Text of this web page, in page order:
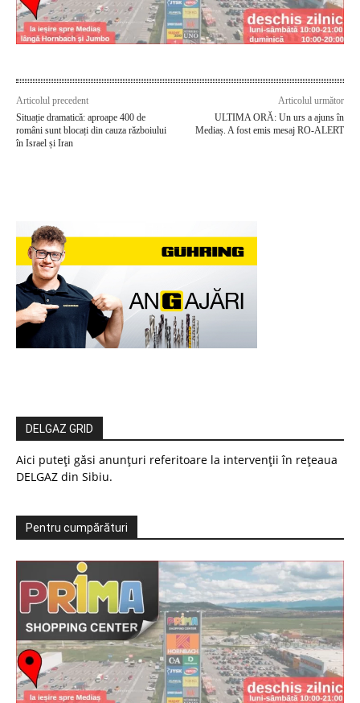
Articolul precedent
Situație dramatică: aproape 400 de
români sunt blocați din cauza războiului
în Israel și Iran
Articolul următor
ULTIMA ORĂ: Un urs a ajuns în
Mediaș. A fost emis mesaj RO-ALERT
DELGAZ GRID
Aici puteți găsi anunțuri referitoare la intervenții în rețeaua
DELGAZ din Sibiu.
Pentru cumpărături